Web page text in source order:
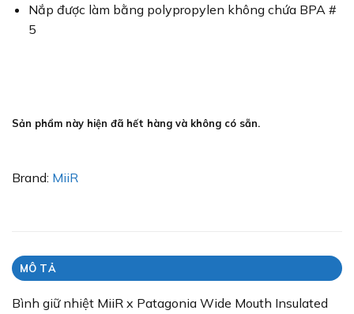
Nắp được làm bằng polypropylen không chứa BPA #
5
Sản phẩm này hiện đã hết hàng và không có sẵn.
Brand: MiiR
MÔ TẢ
Bình giữ nhiệt MiiR x Patagonia Wide Mouth Insulated